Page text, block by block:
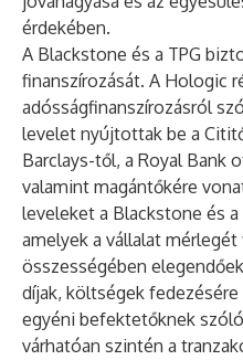
érdekében.
A Blackstone és a TPG
finanszírozását. A Hologic
adósságfinanszírozásról
levelet nyújtottak be a
Barclays-től, a Royal Bank
valamint magántőkére
leveleket a Blackstone és
amelyek a vállalat
összességében
díjak, költségek fedezésére
egyéni befektetőknek
várhatóan szintén a